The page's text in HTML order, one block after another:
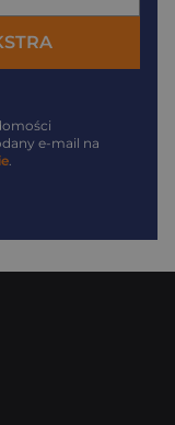
e-mail na
.